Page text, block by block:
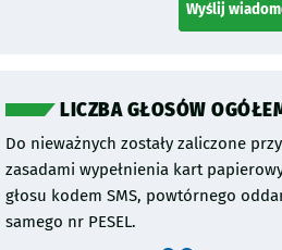
Wyślij
LICZBA GŁOSÓW
Do nieważnych zostały zaliczone
zasadami wypełnienia kart
głosu kodem SMS, powtórnego
samego nr PESEL.